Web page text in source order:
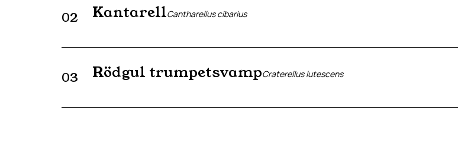
02 KantarellCantharellus cibarius
03 Rödgul trumpetsvampCraterellus lutescens